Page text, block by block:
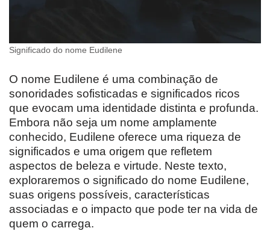
Significado do nome Eudilene
O nome Eudilene é uma combinação de
sonoridades sofisticadas e significados ricos
que evocam uma identidade distinta e profunda.
Embora não seja um nome amplamente
conhecido, Eudilene oferece uma riqueza de
significados e uma origem que refletem
aspectos de beleza e virtude. Neste texto,
exploraremos o significado do nome Eudilene,
suas origens possíveis, características
associadas e o impacto que pode ter na vida de
quem o carrega.